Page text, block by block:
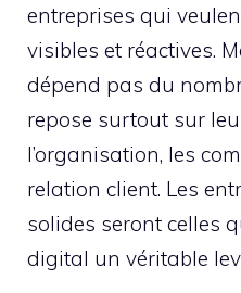
entreprises qui
visibles et réactives.
dépend pas du
repose surtout sur
l’organisation, les
relation client. Les
solides seront celles
digital un véritable